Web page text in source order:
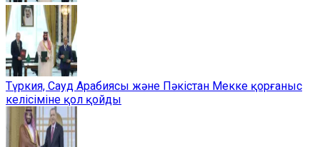
Түркия, Сауд Арабиясы және Пәкістан Мекке қорғаныс
келісіміне қол қойды